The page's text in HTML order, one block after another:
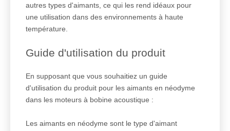
autres types d'aimants, ce qui les rend idéaux pour
une utilisation dans des environnements à haute
température.
Guide d'utilisation du produit
En supposant que vous souhaitiez un guide
d'utilisation du produit pour les aimants en néodyme
dans les moteurs à bobine acoustique :
Les aimants en néodyme sont le type d'aimant